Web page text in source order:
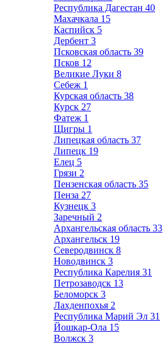
Республика Дагестан 40
Махачкала 15
Каспийск 5
Дербент 3
Псковская область 39
Псков 12
Великие Луки 8
Себеж 1
Курская область 38
Курск 27
Фатеж 1
Щигры 1
Липецкая область 37
Липецк 19
Елец 5
Грязи 2
Пензенская область 35
Пенза 27
Кузнецк 3
Заречный 2
Архангельская область 33
Архангельск 19
Северодвинск 8
Новодвинск 3
Республика Карелия 31
Петрозаводск 13
Беломорск 3
Лахденпохья 2
Республика Марий Эл 31
Йошкар-Ола 15
Волжск 3